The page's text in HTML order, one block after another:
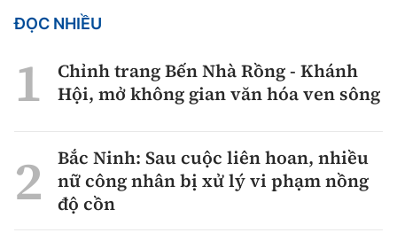
ĐỌC NHIỀU
Chỉnh trang Bến Nhà Rồng - Khánh
Hội, mở không gian văn hóa ven sông
Bắc Ninh: Sau cuộc liên hoan, nhiều
nữ công nhân bị xử lý vi phạm nồng
độ cồn